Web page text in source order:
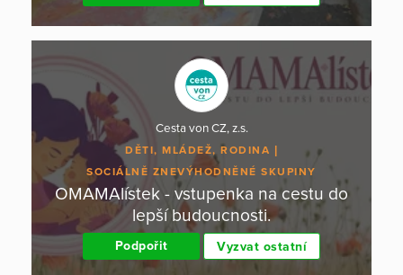
Cesta von CZ, z.s.
DĚTI, MLÁDEŽ, RODINA
SOCIÁLNĚ ZNEVÝHODNĚNÉ SKUPINY
OMAMAlístek - vstupenka na cestu do
lepší budoucnosti.
Podpořit Vyzvat ostatní